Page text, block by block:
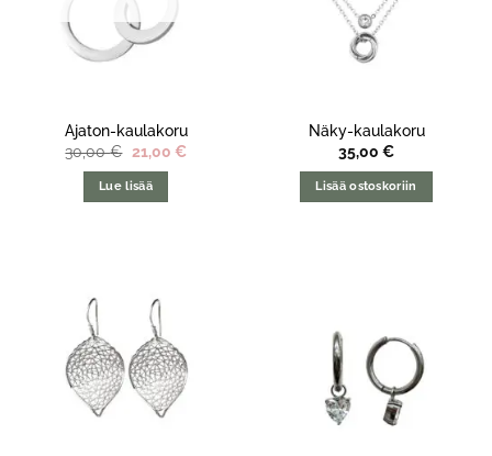
Ajaton-kaulakoru
30,00€ Alkuperäinen
hinta
oli:
30,00 €.
21,00 €Nykyinen
Lue lisää
Näky-kaulakoru
35,00 €
Lisää ostoskoriin